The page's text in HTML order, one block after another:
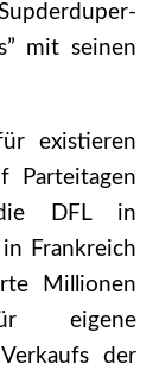
mit seinen
existieren
Parteitagen
DFL in
Frankreich
Millionen
eigene
der